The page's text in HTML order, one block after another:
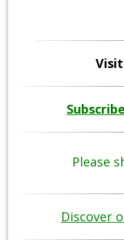
Please
Discover